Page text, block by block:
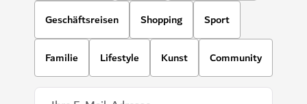
Geschäftsreisen Shopping Sport
Familie Lifestyle Kunst Community